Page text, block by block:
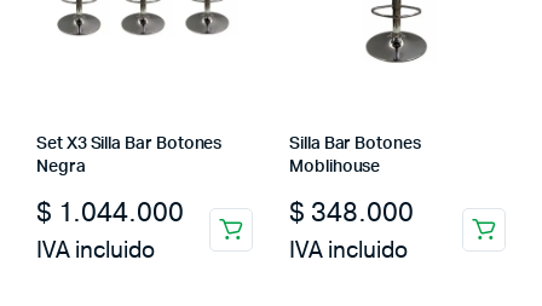
Set X3 Silla Bar Botones
Negra
$ 1.044.000
IVA incluido
Silla Bar Botones
Moblihouse
$ 348.000
IVA incluido